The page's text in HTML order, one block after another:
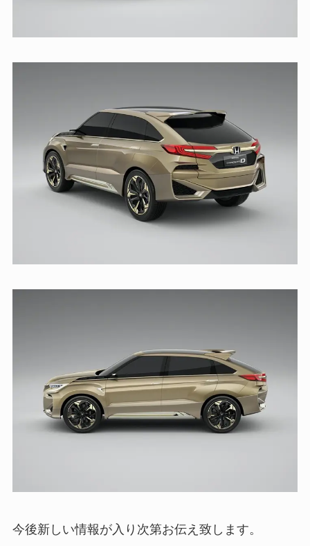
今後新しい情報が入り次第お伝え致します。